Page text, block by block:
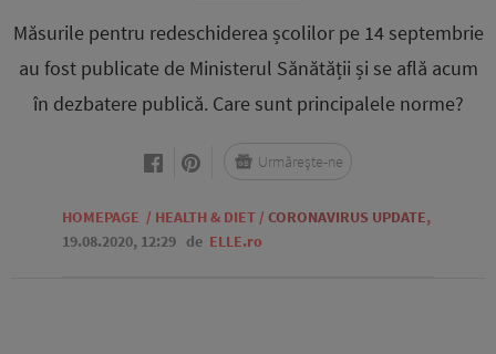
Măsurile pentru redeschiderea școlilor pe 14 septembrie
au fost publicate de Ministerul Sănătății și se află acum
în dezbatere publică. Care sunt principalele norme?
HOMEPAGE / HEALTH & DIET / CORONAVIRUS UPDATE,
19.08.2020, 12:29 de ELLE.ro
Urmărește-ne